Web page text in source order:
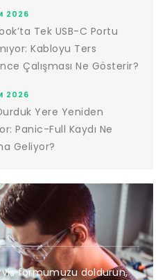
2026
Tek USB-C Portu
Kabloyu Ters
Çalışması Ne Gösterir?
2026
Yere Yeniden
Panic-Full Kaydı Ne
Geliyor?
formumuzu doldurun,